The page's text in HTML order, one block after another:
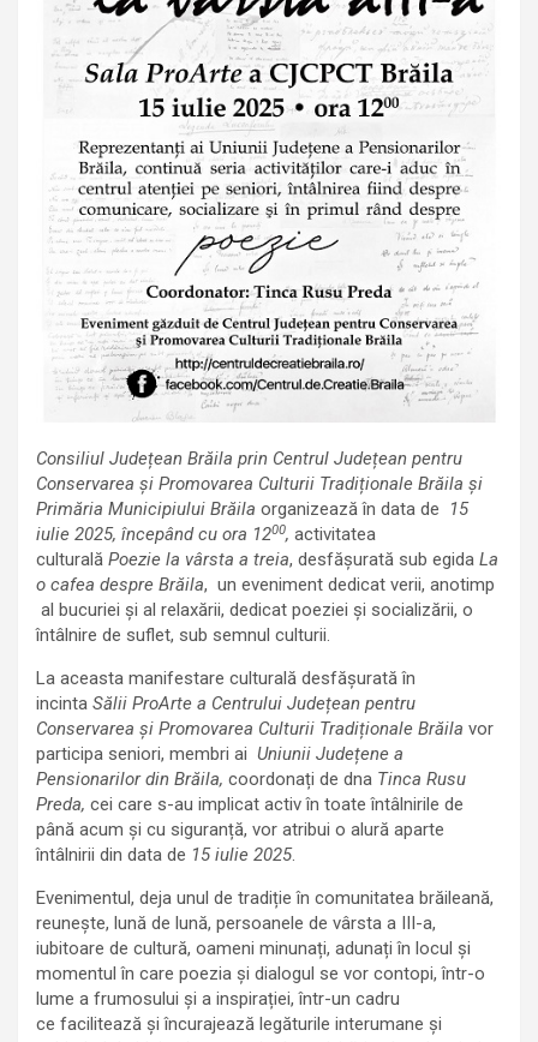
Consiliul Județean Brăila prin Centrul Județean pentru
Conservarea și Promovarea Culturii Tradiționale Brăila și
Primăria Municipiului Brăila organizează în data de
15
iulie 2025, începând cu ora 1200, activitatea
culturală Poezie la vârsta a treia, desfășurată sub egida La
o cafea despre Brăila, un eveniment dedicat verii, anotimp
al bucuriei și al relaxării, dedicat poeziei și socializării, o
întâlnire de suflet, sub semnul culturii.
La aceasta manifestare culturală desfășurată în
incinta Sălii ProArte a Centrului Județean pentru
Conservarea și Promovarea Culturii Tradiționale Brăila vor
participa seniori, membri ai Uniunii Județene a
Pensionarilor din Brăila, coordonați de dna Tinca Rusu
Preda, cei care s-au implicat activ în toate întâlnirile de
până acum și cu siguranță, vor atribui o alură aparte
întâlnirii din data de 15 iulie 2025.
Evenimentul, deja unul de tradiție în comunitatea brăileană,
reunește, lună de lună, persoanele de vârsta a III-a,
iubitoare de cultură, oameni minunați, adunați în locul și
momentul în care poezia și dialogul se vor contopi, într-o
lume a frumosului și a inspirației, într-un cadru
ce facilitează şi încurajează legăturile interumane și